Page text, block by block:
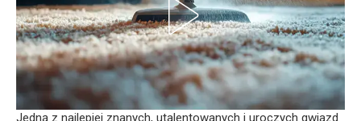
Jedną z najlepiej znanych, utalentowanych i uroczych gwiazd